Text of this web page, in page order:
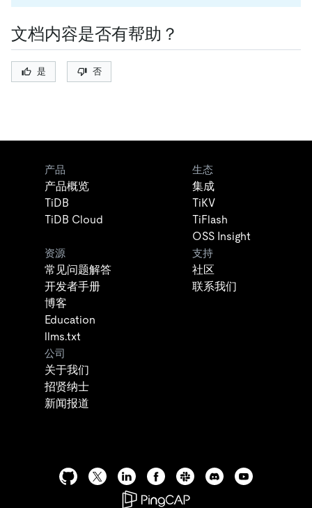
文档内容是否有帮助？
是 否
产品
产品概览
TiDB
TiDB Cloud
生态
集成
TiKV
TiFlash
OSS Insight
资源
常见问题解答
开发者手册
博客
Education
llms.txt
支持
社区
联系我们
公司
关于我们
招贤纳士
新闻报道